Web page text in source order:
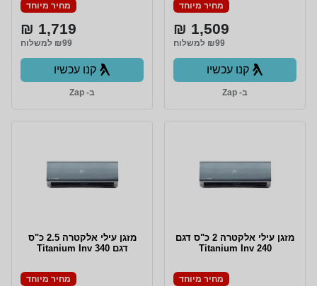
מחיר מיוחד
1,509 ₪
₪99 למשלוח
קנו עכשיו
ב- Zap
מחיר מיוחד
1,719 ₪
₪99 למשלוח
קנו עכשיו
ב- Zap
מזגן עילי אלקטרה 2 כ"ס דגם
Titanium Inv 240
מחיר מיוחד
מזגן עילי אלקטרה 2.5 כ"ס
דגם Titanium Inv 340
מחיר מיוחד